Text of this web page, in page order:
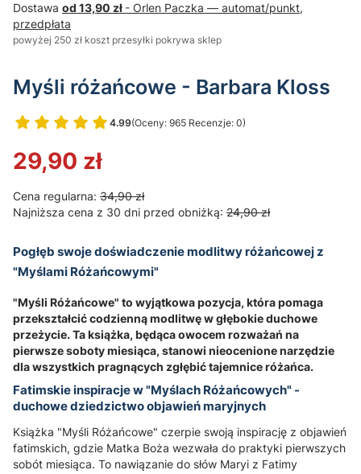
Dostawa od 13,90 zł - Orlen Paczka — automat/punkt,
przedpłata
powyżej 250 zł koszt przesyłki pokrywa sklep
Myśli różańcowe - Barbara Kloss
4.99(Oceny: 965 Recenzje: 0)
Przejdź do sekcji Opinie
29,90 zł
Cena regularna: 34,90 zł
Najniższa cena z 30 dni przed obniżką: 24,90 zł
Pogłęb swoje doświadczenie modlitwy różańcowej z
"Myślami Różańcowymi"
"Myśli Różańcowe" to wyjątkowa pozycja, która pomaga
przekształcić codzienną modlitwę w głębokie duchowe
przeżycie. Ta książka, będąca owocem rozważań na
pierwsze soboty miesiąca, stanowi nieocenione narzędzie
dla wszystkich pragnących zgłębić tajemnice różańca.
Fatimskie inspiracje w "Myślach Różańcowych" -
duchowe dziedzictwo objawień maryjnych
Książka "Myśli Różańcowe" czerpie swoją inspirację z objawień
fatimskich, gdzie Matka Boża wezwała do praktyki pierwszych
sobót miesiąca. To nawiązanie do słów Maryi z Fatimy